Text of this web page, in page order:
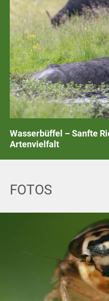
Wasserbüffel – Sanfte
Artenvielfalt
FOTOS